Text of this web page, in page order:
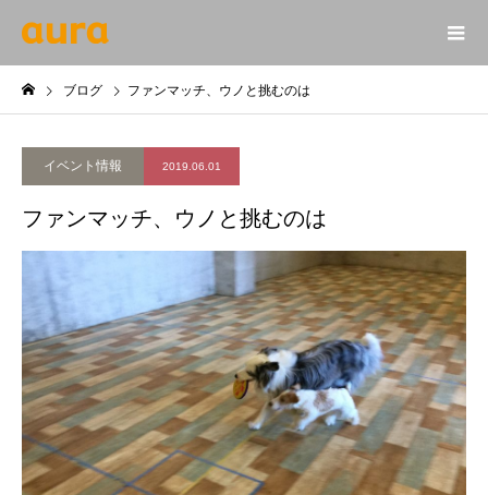
ブログ ファンマッチ、ウノと挑むのは
イベント情報 2019.06.01
ファンマッチ、ウノと挑むのは